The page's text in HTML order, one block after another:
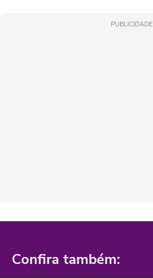
PUBLICIDADE
Confira também: